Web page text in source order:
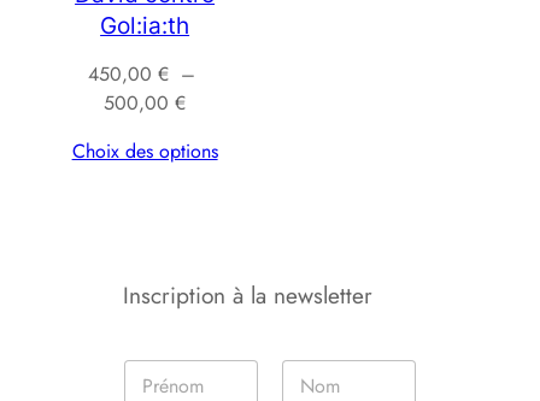
Gol:ia:th
450,00€ –
500,00€Plage
prix :
Choix des options
Inscription à la newsletter
N